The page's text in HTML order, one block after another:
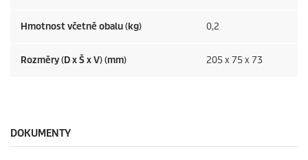
Hmotnost včetně obalu (kg) 0,2
Rozměry (D x Š x V) (mm) 205 x 75 x 73
DOKUMENTY